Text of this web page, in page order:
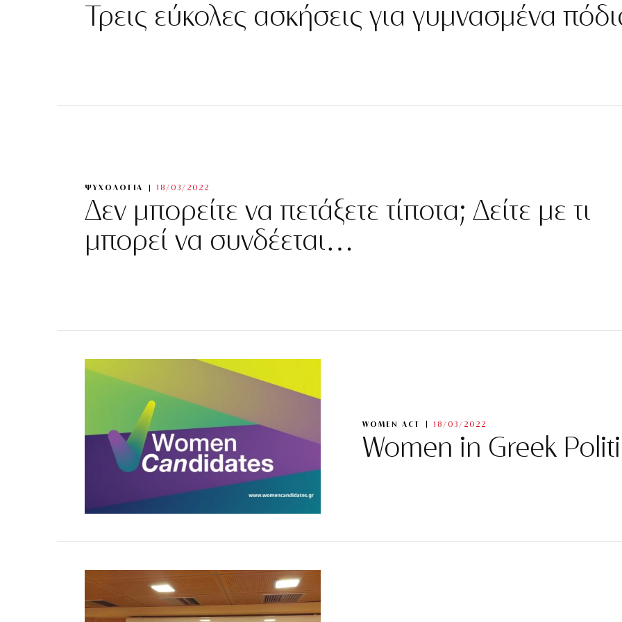
Τρεις εύκολες ασκήσεις για γυμνασμένα
ΨΥΧΟΛΟΓΙΑ 18/03/2022
Δεν μπορείτε να πετάξετε τίποτα; Δείτε με τι
μπορεί να συνδέεται…
WOMEN ACT 18/03/2022
Women in Greek